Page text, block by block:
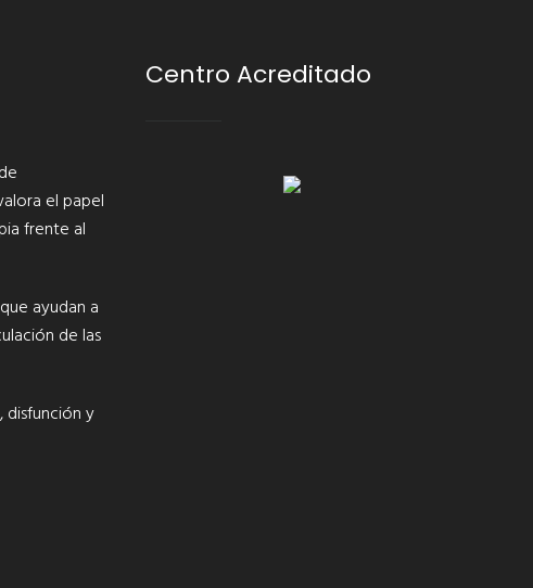
el papel
frente al
ayudan a
de las
disfunción y
Centro Acreditado